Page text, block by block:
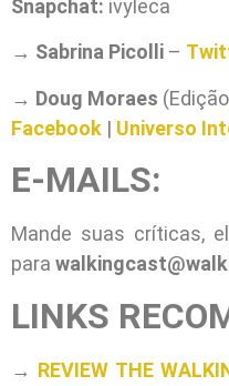
Snapchat: ivyleca
→ Sabrina Picolli –
→ Doug Moraes
Facebook | Universo
E-MAILS:
Mande suas críticas,
para
LINKS
→ REVIEW THE